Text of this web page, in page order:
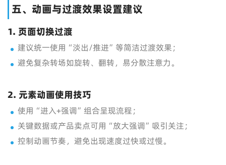
五、动画与过渡效果设置建议
1. 页面切换过渡
建议统一使用“淡出/推进”等简洁过渡效果；
避免复杂转场如旋转、翻转，易分散注意力。
2. 元素动画使用技巧
使用“进入+强调”组合呈现流程；
关键数据或产品卖点可用“放大强调”吸引关注；
控制动画节奏，避免出现速度过快或过慢。